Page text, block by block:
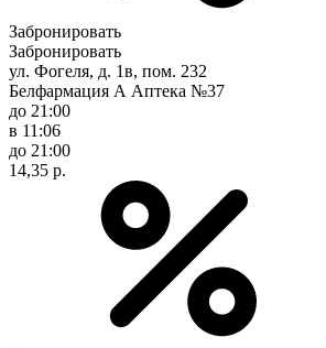
Забронировать
Забронировать
ул. Фогеля, д. 1в, пом. 232
Белфармация А Аптека №37
до 21:00
в 11:06
до 21:00
14,35 р.